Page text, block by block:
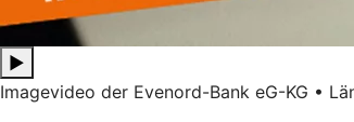
▶
Imagevideo der Evenord-Bank eG-KG •